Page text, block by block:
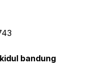
bandung